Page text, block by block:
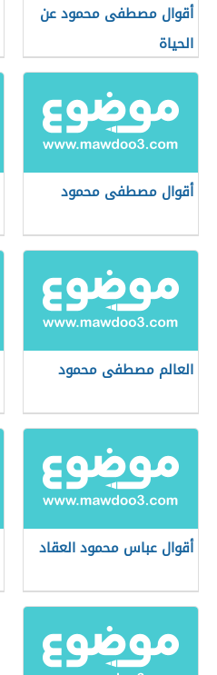
أقوال مصطفى محمود عن
الحياة
أقوال مصطفى محمود
العالم مصطفى محمود
أقوال عباس محمود العقاد